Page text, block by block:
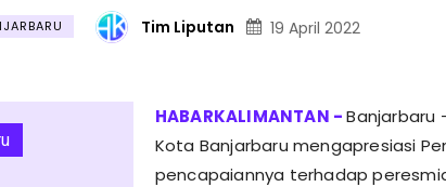
Tim Liputan 19 April 2022
Banjarbaru
Kota Banjarbaru mengapresiasi
pencapaiannya terhadap